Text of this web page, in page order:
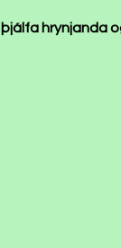
hrynjanda